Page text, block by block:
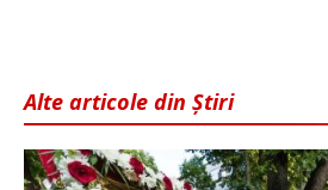
Alte articole din Știri